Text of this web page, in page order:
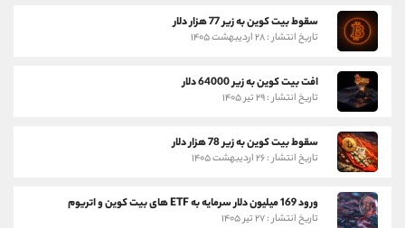
سقوط بیت کوین به زیر 77 هزار دلار
تاریخ انتشار : ۲۸ اردیبهشت ۱۴۰۵
افت بیت کوین به زیر 64000 دلار
تاریخ انتشار : ۲۹ تیر ۱۴۰۵
سقوط بیت کوین به زیر 78 هزار دلار
تاریخ انتشار : ۲۶ اردیبهشت ۱۴۰۵
ورود 169 میلیون دلار سرمایه به ETF های بیت کوین و اتریوم
تاریخ انتشار : ۲۷ تیر ۱۴۰۵